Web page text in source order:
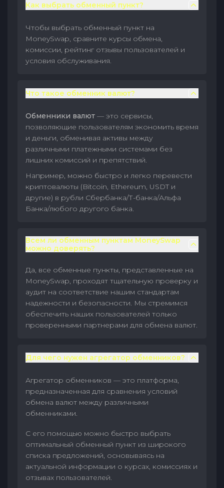
Как выбрать обменный пункт?
Чтобы выбрать обменный пункт на
MoneySwap, сравните курсы обмена,
комиссии, рейтинг отзывы пользователей и
условия обслуживания.
Что такое обменник валют?
Обменники валют — это сервисы,
позволяющие пользователям экономить время
и деньги, обменивая активы между
различными платежными системами без
лишних комиссий и препятствий.
Например, можно быстро и легко перевести
криптовалюты (Bitcoin, Ethereum, USDT и
другие) в рубли Сбербанка/Т-банка/Альфа
Банка/любого другого банка.
Всем ли обменным пунктам MoneySwap
можно доверять?
Да, все обменные пункты, представленные на
MoneySwap, проходят тщательную проверку и
аудит на соответствие нашим стандартам
надежности и безопасности. Мы стремимся
обеспечить наших пользователей только
проверенными партнерами для обмена валют.
Для чего нужен агрегатор обменников?
Агрегатор обменников — это платформа,
предназначенная для сравнения условий
обмена валют между различными
обменниками.
С его помощью можно быстро выбрать
оптимальный обменный пункт из широкого
списка предложений, основываясь на
актуальной информации о курсах, комиссиях и
отзывах пользователей.